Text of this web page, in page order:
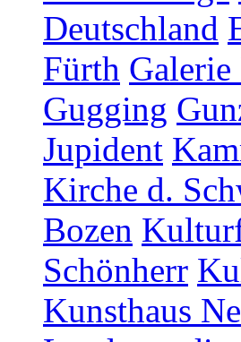
Deutschland
Fürth
Gugging
Jupident
Kirche d.
Bozen
Schönherr
Kunsthaus